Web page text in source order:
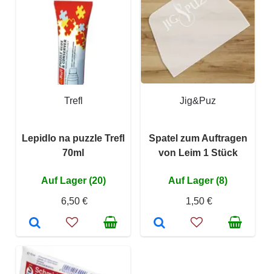
Trefl
Lepidlo na puzzle Trefl
70ml
Auf Lager (20)
6,50 €
Jig&Puz
Spatel zum Auftragen
von Leim 1 Stück
Auf Lager (8)
1,50 €